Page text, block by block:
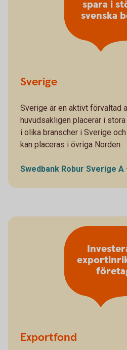
Sverige
Sverige är en aktivt förvaltad
huvudsakligen placerar i
i olika branscher i Sverige
kan placeras i övriga Norden.
Swedbank Robur Sverige A
spara i
svenska
Exportfond